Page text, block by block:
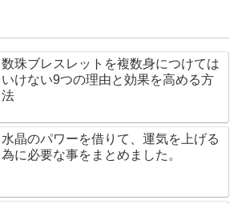
数珠ブレスレットを複数身につけては
いけない9つの理由と効果を高める方
法
水晶のパワーを借りて、運気を上げる
為に必要な事をまとめました。